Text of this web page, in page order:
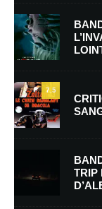
C est vrai que j’ai
les rencontres de
7.5
TRIP